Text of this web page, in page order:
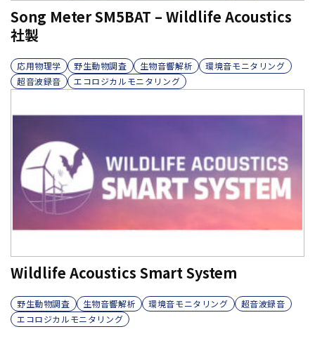
Song Meter SM5BAT – Wildlife Acoustics
社製
応用物理学 野生動物調査 生物音響解析
環境音モニタリング
超音波録音
エコロジカルモニタリング
Wildlife Acoustics Smart System
野生動物調査 生物音響解析 環境音モニタリング
超音波録音
エコロジカルモニタリング